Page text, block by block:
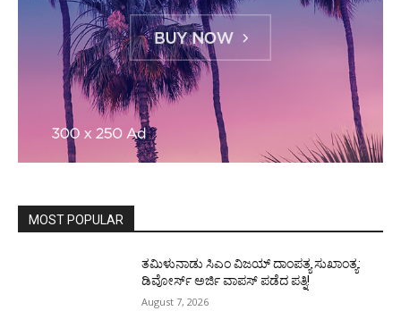
MOST POPULAR
ತಮಿಳುನಾಡು ಸಿಎಂ ವಿಜಯ್‌ ದಾಂಪತ್ಯ ಸುಖಾಂತ್ಯ:
ಡಿವೋರ್ಸ್‌ ಅರ್ಜಿ ವಾಪಸ್‌ ಪಡೆದ ಪತ್ನಿ!
August 7, 2026